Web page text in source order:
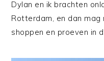
Dylan en ik brachten
Rotterdam, en dan mag
shoppen en proeven in